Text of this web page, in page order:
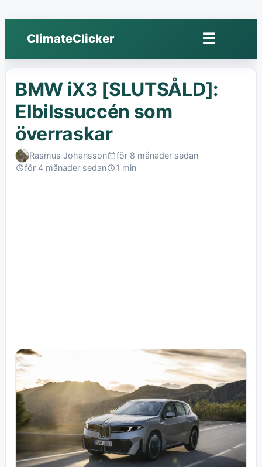
ClimateClicker ☰Öppna
meny
BMW iX3 [SLUTSÅLD]:
Elbilssuccén som
överraskar
Rasmus JohanssonPublished:
för 8 månader sedan
Lastför 4 månader sedanRead:
1 min